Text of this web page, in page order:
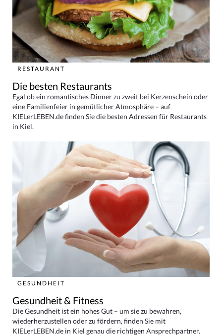
RESTAURANT
Die besten Restaurants
Egal ob ein romantisches Dinner zu zweit bei Kerzenschein oder
eine Familienfeier in gemütlicher Atmosphäre – auf
KIELerLEBEN.de finden Sie die besten Adressen für Restaurants
in Kiel.
GESUNDHEIT
Gesundheit & Fitness
Die Gesundheit ist ein hohes Gut – um sie zu bewahren,
wiederherzustellen oder zu fördern, finden Sie mit
KIELerLEBEN.de in Kiel genau die richtigen Ansprechpartner.